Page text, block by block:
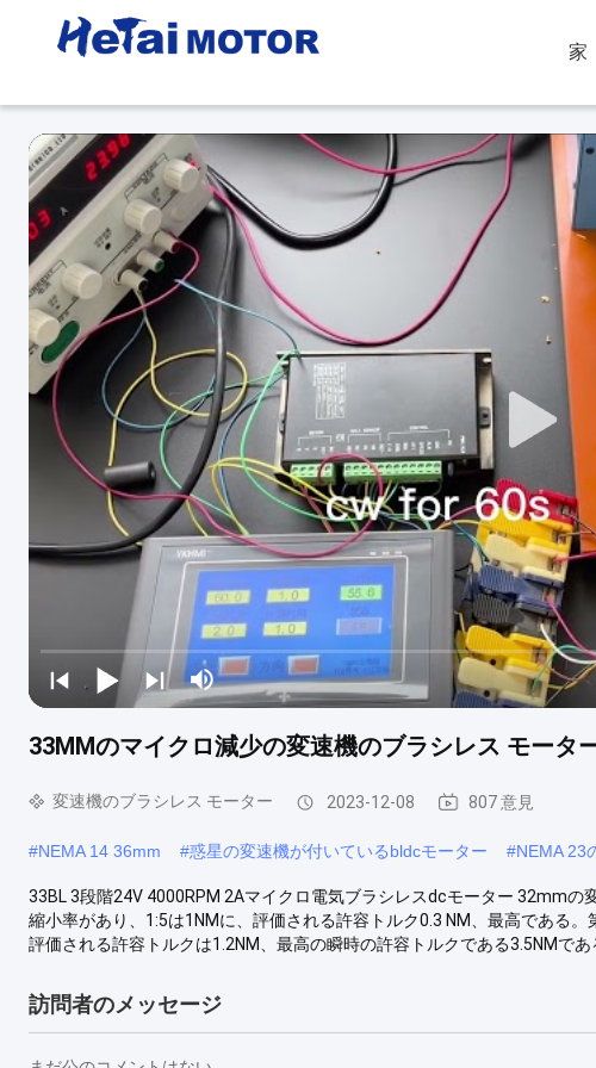
家
33MMのマイクロ減少の変速機のブラシレス モータ
変速機のブラシレス モーター 2023-12-08 807 意見
#NEMA 14 36mm #惑星の変速機が付いているbldcモーター #NEMA 23
33BL 3段階24V 4000RPM 2Aマイクロ電気ブラシレスdcモーター 32mm
縮小率があり、1:5は1NMに、評価される許容トルク0.3 NM、最高である
評価される許容トルクは1.2NM、最高の瞬時の許容トルクである3.5NMであ
訪問者のメッセージ